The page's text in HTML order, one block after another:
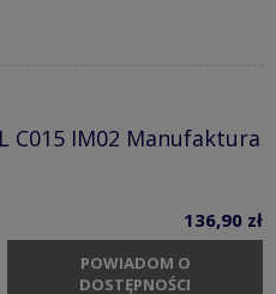
C015 IM02 Manufaktura
136,90 zł
POWIADOM O
DOSTĘPNOŚCI